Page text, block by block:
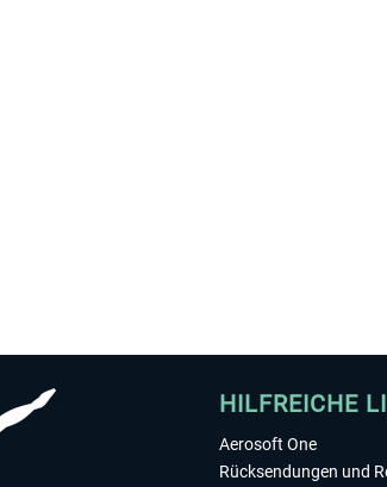
HILFREICHE
Aerosoft One
Rücksendungen und